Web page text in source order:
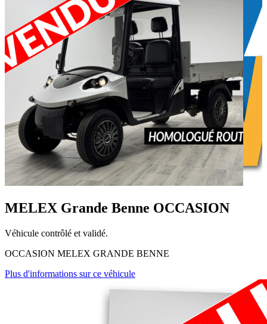
MELEX Grande Benne OCCASION
Véhicule contrôlé et validé.
OCCASION MELEX GRANDE BENNE
Plus d'informations sur ce véhicule